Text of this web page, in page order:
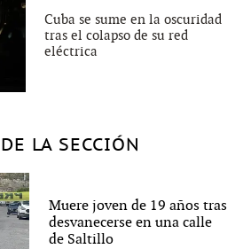
Cuba se sume en la oscuridad
tras el colapso de su red
eléctrica
LA SECCIÓN
Muere joven de 19 años tras
desvanecerse en una calle
de Saltillo